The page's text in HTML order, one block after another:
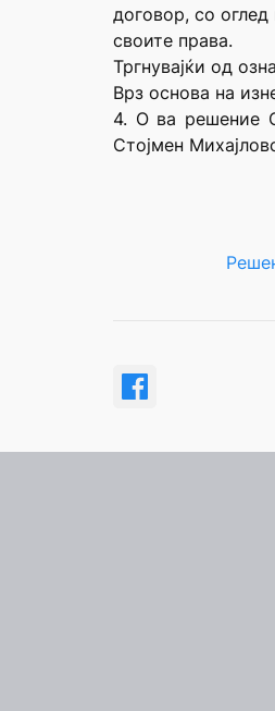
договор, со
своите права.
Тргнувајќи од
Врз основа на
4. О ва решение
Стојмен